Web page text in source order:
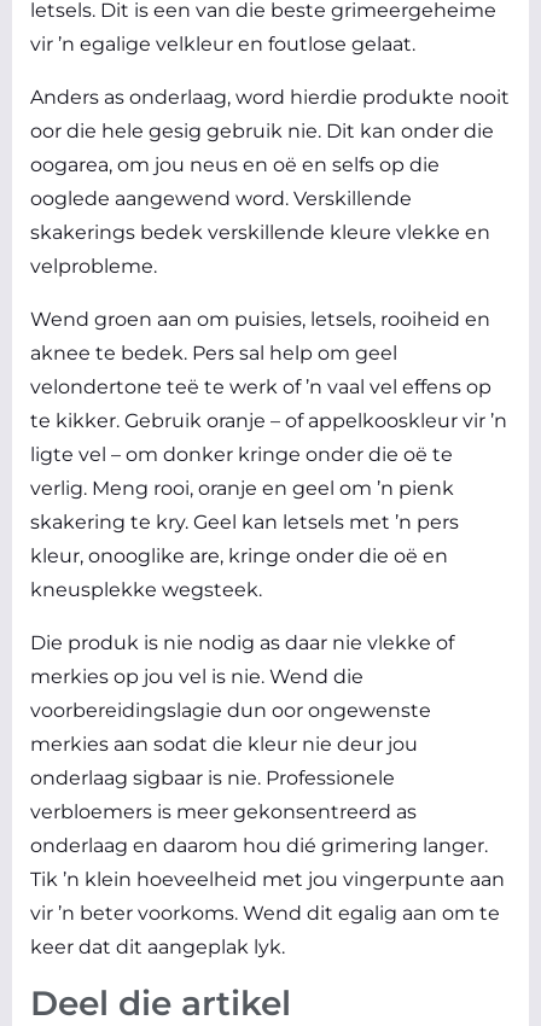
letsels. Dit is een van die beste grimeergeheime
vir ’n egalige velkleur en foutlose gelaat.
Anders as onderlaag, word hierdie produkte nooit
oor die hele gesig gebruik nie. Dit kan onder die
oogarea, om jou neus en oë en selfs op die
ooglede aangewend word. Verskillende
skakerings bedek verskillende kleure vlekke en
velprobleme.
Wend groen aan om puisies, letsels, rooiheid en
aknee te bedek. Pers sal help om geel
velondertone teë te werk of ’n vaal vel effens op
te kikker. Gebruik oranje – of appelkooskleur vir ’n
ligte vel – om donker kringe onder die oë te
verlig. Meng rooi, oranje en geel om ’n pienk
skakering te kry. Geel kan letsels met ’n pers
kleur, onooglike are, kringe onder die oë en
kneusplekke wegsteek.
Die produk is nie nodig as daar nie vlekke of
merkies op jou vel is nie. Wend die
voorbereidingslagie dun oor ongewenste
merkies aan sodat die kleur nie deur jou
onderlaag sigbaar is nie. Professionele
verbloemers is meer gekonsentreerd as
onderlaag en daarom hou dié grimering langer.
Tik ’n klein hoeveelheid met jou vingerpunte aan
vir ’n beter voorkoms. Wend dit egalig aan om te
keer dat dit aangeplak lyk.
Deel die artikel